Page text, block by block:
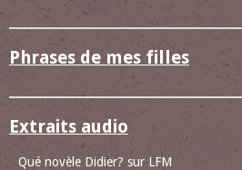
Phrases de mes filles
Extraits audio
Qué novèle Didier? sur LFM